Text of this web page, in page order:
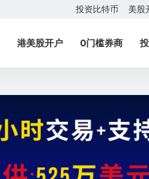
投资比特币 美股
港美股开户 0门槛券商